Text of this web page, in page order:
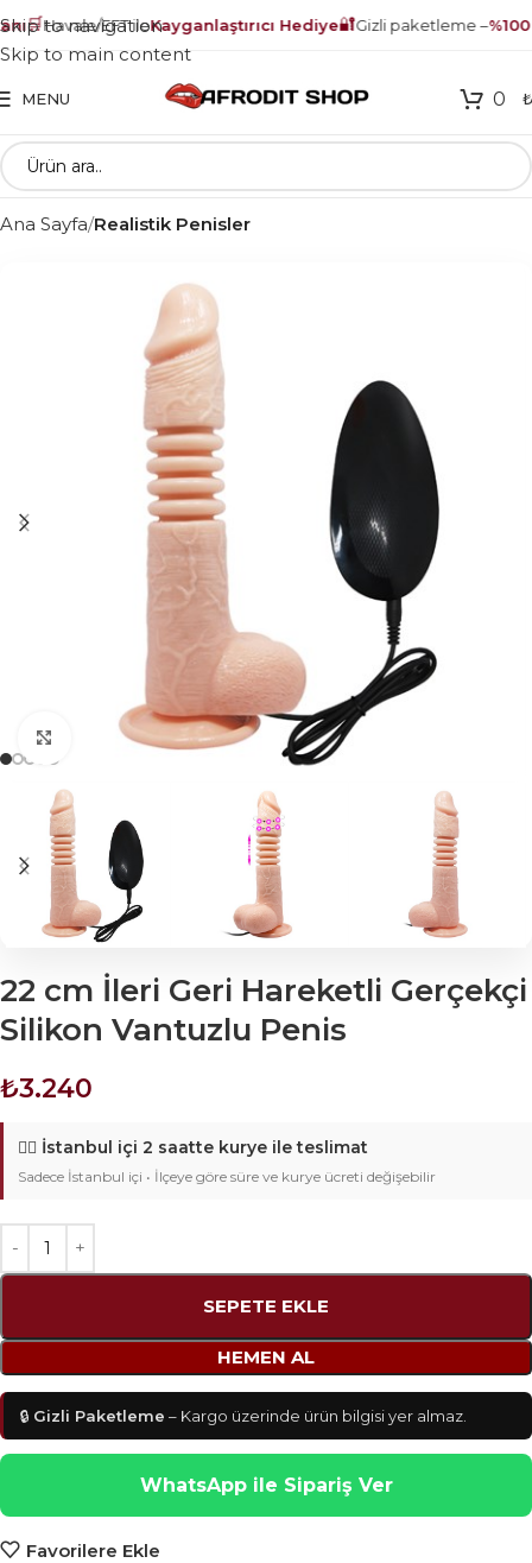
🛒Havale/EFT ileKayganlaştırıcı Hediye🔐Gizli paketleme –%100
Skip to navigation
Skip to main content
MENU 0 ₺
Ana Sayfa Realistik Penisler
Click to enlarge
22 cm İleri Geri Hareketli Gerçekçi
Silikon Vantuzlu Penis
₺3.240
🚴‍♂️ İstanbul içi 2 saatte kurye ile teslimat
Sadece İstanbul içi • İlçeye göre süre ve kurye ücreti değişebilir
SEPETE EKLE
HEMEN AL
🔒 Gizli Paketleme – Kargo üzerinde ürün bilgisi yer almaz.
WhatsApp ile Sipariş Ver
Favorilere Ekle